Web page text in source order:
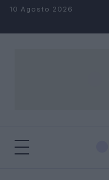
Salta al contenuto
10 Agosto 2026